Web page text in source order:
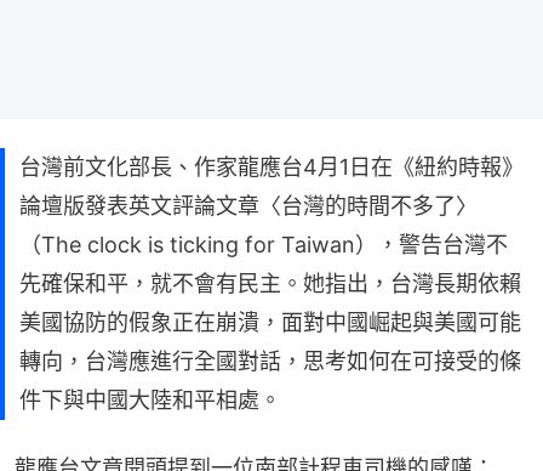
台灣前文化部長、作家龍應台4月1日在《紐約時報》
論壇版發表英文評論文章〈台灣的時間不多了〉
（The clock is ticking for Taiwan），警告台灣不
先確保和平，就不會有民主。她指出，台灣長期依賴
美國協防的假象正在崩潰，面對中國崛起與美國可能
轉向，台灣應進行全國對話，思考如何在可接受的條
件下與中國大陸和平相處。